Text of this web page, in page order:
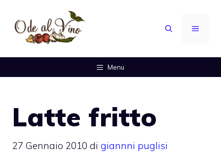
contenuto
MENU
Menu
Latte fritto
27 Gennaio 2010 di giannni puglisi